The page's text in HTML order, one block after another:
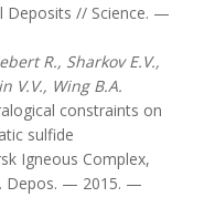
Deposits // Science. —
R., Sharkov E.V.,
V.V., Wing B.A.
constraints on
sulfide
Igneous Complex,
Depos. — 2015. —